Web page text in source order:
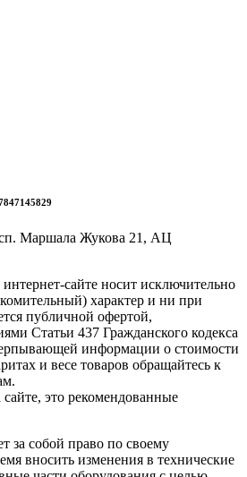
Маршала Жукова 21, АЦ
сайте носит исключительно
характер и ни при
публичной офертой,
Статьи 437 Гражданского кодекса
информации о стоимости
и весе товаров обращайтесь к
это рекомендованные
за собой право по своему
вносить изменения в технические